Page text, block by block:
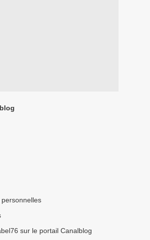
sur le portail Canalblog